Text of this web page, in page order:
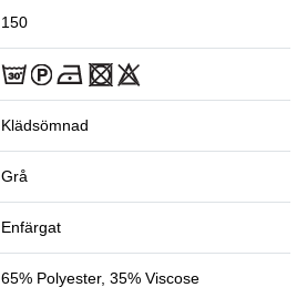
150
Klädsömnad
Grå
Enfärgat
65% Polyester, 35% Viscose